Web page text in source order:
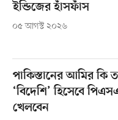
ইন্ডিজের হাঁসফাঁস
০৫ আগস্ট ২০২৬
পাকিস্তানের আমির কি
‘বিদেশি’ হিসেবে
খেলবেন